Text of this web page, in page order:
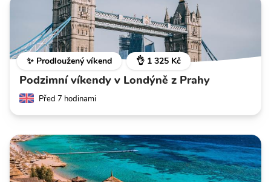
✨ Prodloužený víkend 👌 1 325 Kč
Podzimní víkendy v Londýně z Prahy
Před 7 hodinami